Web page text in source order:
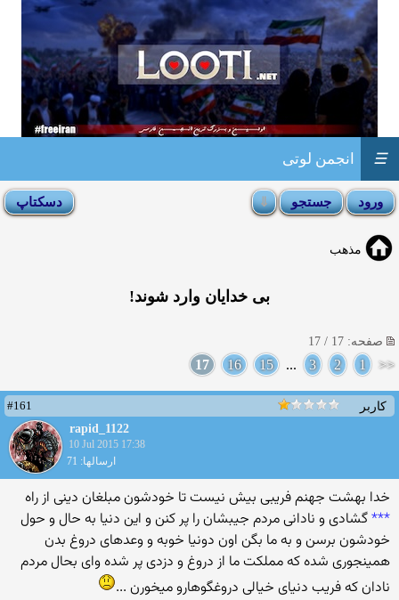
انجمن لوتی ☰
مذهب
بی خدایان وارد شوند!
صفحه: 17 / 17
<<
1
2
3
...
15
16
17
کاربر
#161
rapid_1122
10 Jul 2015 17:38
ارسالها: 71
خدا بهشت جهنم فریبی بیش نیست تا خودشون مبلغان دینی از راه
***گشادی و نادانی مردم جیبشان را پر کنن و این دنیا به حال و حول
خودشون برسن و به ما بگن اون دونیا خوبه و وعدهای دروغ بدن
همینجوری شده که مملکت ما از دروغ و دزدی پر شده وای بحال مردم
نادان که فریب دنیای خیالی دروغگوهارو میخورن ...